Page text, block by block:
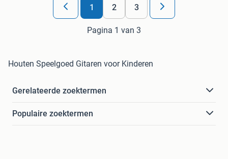
1 2 3
Pagina 1 van 3
Houten Speelgoed Gitaren voor Kinderen
Gerelateerde zoektermen
Populaire zoektermen